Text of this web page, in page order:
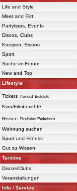
Life and Style
Meet and Flirt
Partytipps, Events
Discos, Clubs
Kneipen, Bistros
Sport
Suche im Forum
New and Top
Lifestyle
Tickets Herford Bielefeld
Kino/Filmberichte
Reisen Flughafen Paderborn
Wohnung suchen
Sport und Fitness
Gut zu Wissen
Termine
Discos/Clubs
Veranstaltungen
Info / Service